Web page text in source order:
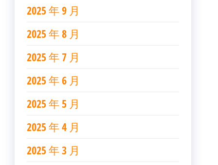
2025 年 9 月
2025 年 8 月
2025 年 7 月
2025 年 6 月
2025 年 5 月
2025 年 4 月
2025 年 3 月